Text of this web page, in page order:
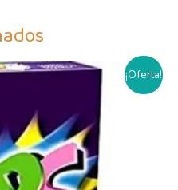
¡Oferta!
El
4,90€.
Este
producto
tiene
múltiples
variantes.
Las